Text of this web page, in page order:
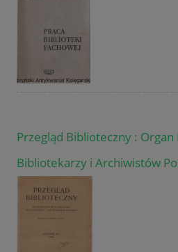
Przegląd Biblioteczny :
Bibliotekarzy i Archiwistów